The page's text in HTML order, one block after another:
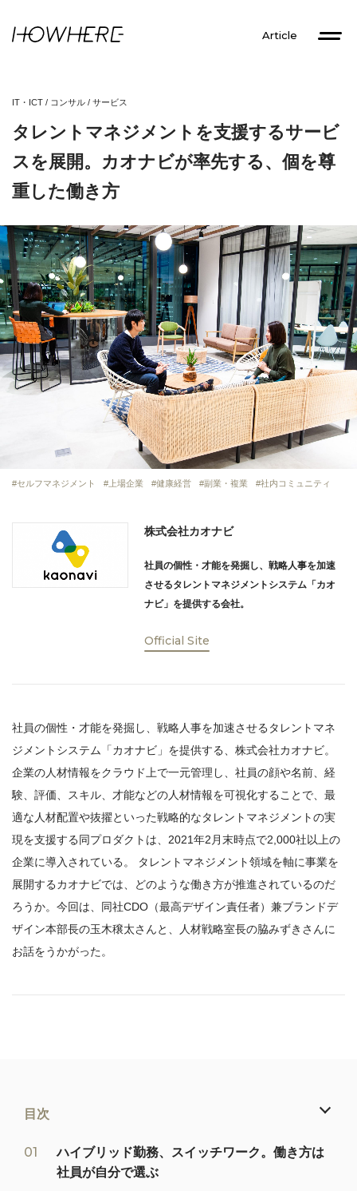
Article
IT・ICT / コンサル / サービス
タレントマネジメントを支援するサービ
スを展開。カオナビが率先する、個を尊
重した働き方
セルフマネジメント 上場企業 健康経営 副業・複業 社内コミュニティ
株式会社カオナビ
社員の個性・才能を発掘し、戦略人事を加速
させるタレントマネジメントシステム「カオ
ナビ」を提供する会社。
Official Site
社員の個性・才能を発掘し、戦略人事を加速させるタレントマネ
ジメントシステム「カオナビ」を提供する、株式会社カオナビ。
企業の人材情報をクラウド上で一元管理し、社員の顔や名前、経
験、評価、スキル、才能などの人材情報を可視化することで、最
適な人材配置や抜擢といった戦略的なタレントマネジメントの実
現を支援する同プロダクトは、2021年2月末時点で2,000社以上の
企業に導入されている。 タレントマネジメント領域を軸に事業を
展開するカオナビでは、どのような働き方が推進されているのだ
ろうか。今回は、同社CDO（最高デザイン責任者）兼ブランドデ
ザイン本部長の玉木穣太さんと、人材戦略室長の脇みずきさんに
お話をうかがった。
目次
ハイブリッド勤務、スイッチワーク。働き方は
社員が自分で選ぶ